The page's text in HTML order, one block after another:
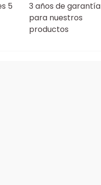
5
3 años de garantía
para nuestros
productos